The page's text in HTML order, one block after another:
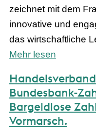
zeichnet mit dem
innovative und
das wirtschaftliche
Mehr lesen
Bundesbank-
Bargeldlose
Vormarsch.